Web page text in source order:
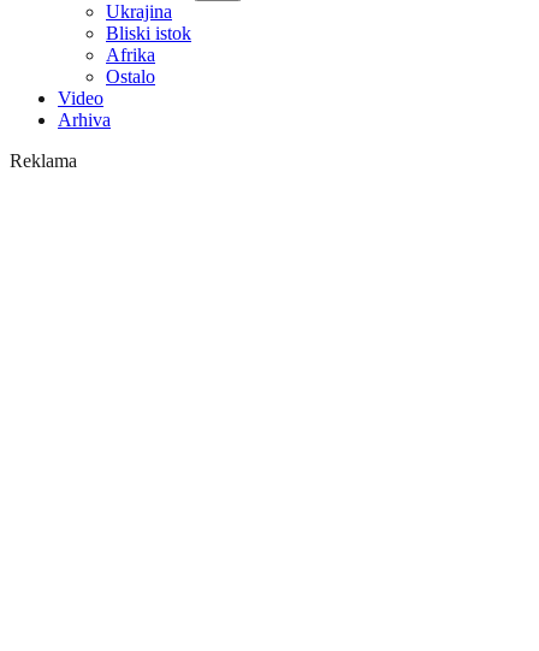
Ukrajina
Bliski istok
Afrika
Ostalo
Video
Arhiva
Reklama